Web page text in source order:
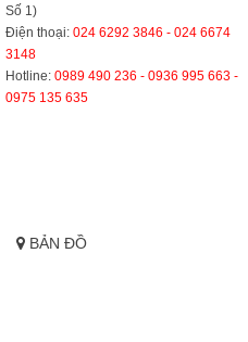
Số 1)
Điện thoại: 024 6292 3846 - 024 6674
3148
Hotline: 0989 490 236 - 0936 995 663 -
0975 135 635
BẢN ĐỒ